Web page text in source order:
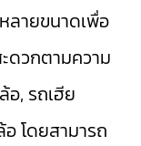
ลายขนาดเพื่อ
ดวกตามความ
อ, รถเฮีย
โดยสามารถ